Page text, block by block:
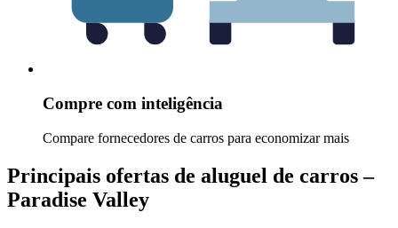
Compre com inteligência
Compare fornecedores de carros para economizar mais
Principais ofertas de aluguel de carros –
Paradise Valley